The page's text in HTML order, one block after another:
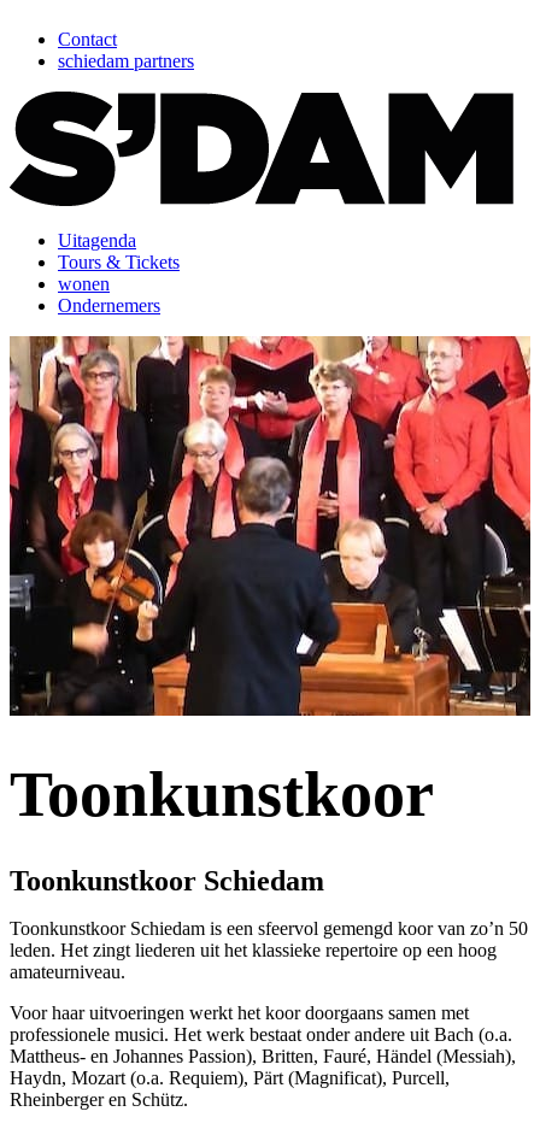
Contact
schiedam partners
Uitagenda
Tours & Tickets
wonen
Ondernemers
Toonkunstkoor
Toonkunstkoor Schiedam
Toonkunstkoor Schiedam is een sfeervol gemengd koor van zo’n 50
leden. Het zingt liederen uit het klassieke repertoire op een hoog
amateurniveau.
Voor haar uitvoeringen werkt het koor doorgaans samen met
professionele musici. Het werk bestaat onder andere uit Bach (o.a.
Mattheus- en Johannes Passion), Britten, Fauré, Händel (Messiah),
Haydn, Mozart (o.a. Requiem), Pärt (Magnificat), Purcell,
Rheinberger en Schütz.